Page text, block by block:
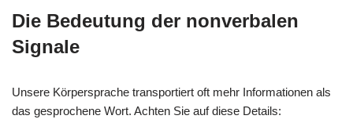
Die Bedeutung der nonverbalen
Signale
Unsere Körpersprache transportiert oft mehr Informationen als
das gesprochene Wort. Achten Sie auf diese Details: